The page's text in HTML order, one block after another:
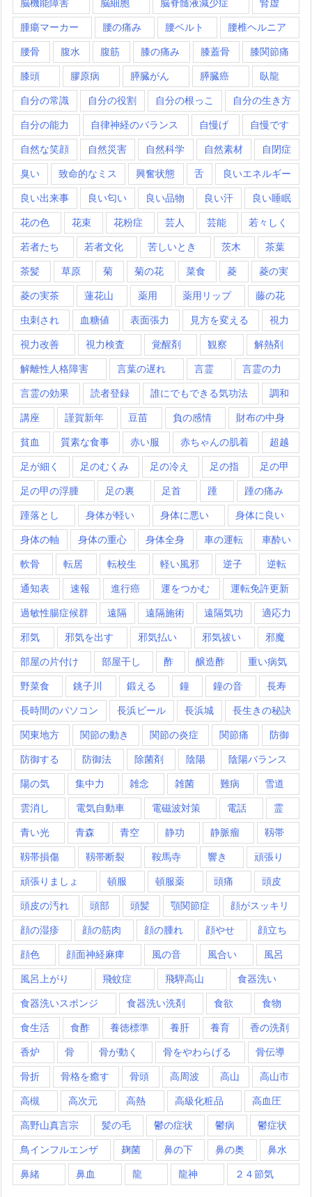
脳機能障害 脳細胞 脳脊髄液減少症 腎虚
腫瘍マーカー 腰の痛み 腰ベルト 腰椎ヘルニア
腰骨 腹水 腹筋 膝の痛み 膝蓋骨 膝関節痛
膝頭 膠原病 膵臓がん 膵臓癌 臥龍
自分の常識 自分の役割 自分の根っこ 自分の生き方
自分の能力 自律神経のバランス 自慢げ 自慢です
自然な笑顔 自然災害 自然科学 自然素材 自閉症
臭い 致命的なミス 興奮状態 舌 良いエネルギー
良い出来事 良い匂い 良い品物 良い汗 良い睡眠
花の色 花束 花粉症 芸人 芸能 若々しく
若者たち 若者文化 苦しいとき 茨木 茶葉
茶髪 草原 菊 菊の花 菜食 菱 菱の実
菱の実茶 蓮花山 薬用 薬用リップ 藤の花
虫刺され 血糖値 表面張力 見方を変える 視力
視力改善 視力検査 覚醒剤 観察 解熱剤
解離性人格障害 言葉の遅れ 言霊 言霊の力
言霊の効果 読者登録 誰にでもできる気功法 調和
講座 謹賀新年 豆苗 負の感情 財布の中身
貧血 質素な食事 赤い服 赤ちゃんの肌着 超越
足が細く 足のむくみ 足の冷え 足の指 足の甲
足の甲の浮腫 足の裏 足首 踵 踵の痛み
踵落とし 身体が軽い 身体に悪い 身体に良い
身体の軸 身体の重心 身体全身 車の運転 車酔い
軟骨 転居 転校生 軽い風邪 逆子 逆転
通知表 速報 進行癌 運をつかむ 運転免許更新
過敏性腸症候群 遠隔 遠隔施術 遠隔気功 適応力
邪気 邪気を出す 邪気払い 邪気祓い 邪魔
部屋の片付け 部屋干し 酢 醸造酢 重い病気
野菜食 銚子川 鍛える 鐘 鐘の音 長寿
長時間のパソコン 長浜ビール 長浜城 長生きの秘訣
関東地方 関節の動き 関節の炎症 関節痛 防御
防御する 防御法 除菌剤 陰陽 陰陽バランス
陽の気 集中力 雑念 雑菌 難病 雪道
雲消し 電気自動車 電磁波対策 電話 霊
青い光 青森 青空 静功 静脈瘤 靱帯
靱帯損傷 靱帯断裂 鞍馬寺 響き 頑張り
頑張りましょ 頓服 頓服薬 頭痛 頭皮
頭皮の汚れ 頭部 頭髪 顎関節症 顔がスッキリ
顔の湿疹 顔の筋肉 顔の腫れ 顔やせ 顔立ち
顔色 顔面神経麻痺 風の音 風合い 風呂
風呂上がり 飛蚊症 飛騨高山 食器洗い
食器洗いスポンジ 食器洗い洗剤 食欲 食物
食生活 食酢 養徳標準 養肝 養育 香の洗剤
香炉 骨 骨が動く 骨をやわらげる 骨伝導
骨折 骨格を癒す 骨頭 高周波 高山 高山市
高槻 高次元 高熱 高級化粧品 高血圧
高野山真言宗 髪の毛 鬱の症状 鬱病 鬱症状
鳥インフルエンザ 麹菌 鼻の下 鼻の奥 鼻水
鼻緒 鼻血 龍 龍神 ２４節気